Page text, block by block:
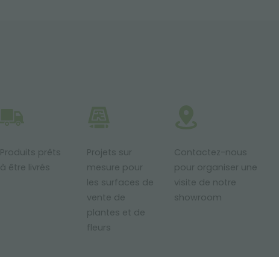
Produits prêts
à être livrés
Projets sur
mesure pour
les surfaces de
vente de
plantes et de
fleurs
Contactez-nous
pour organiser une
visite de notre
showroom